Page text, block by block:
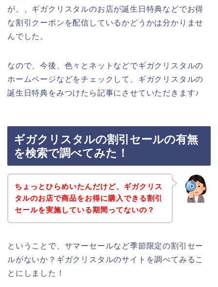
が、、ギガクリスタルのお店が誕生日特典などでお得
な割引クーポンを配信しているかどうかは分かりませ
んでした。
なので、今後、色々とネットなどでギガクリスタルの
ホームページなどをチェックして、ギガクリスタルの
誕生日特典をみつけたら記事にさせていただきます♪
ギガクリスタルの割引セールの有無
を検索で調べてみた！
ちょっとひらめいたんだけど、ギガクリス
タルのお店で商品をお得に購入できる割引
セールを実施している期間ってないの？
ということで、サマーセールなど季節限定の割引セー
ルがないか？ギガクリスタルのサイトを調べてみるこ
とにしました！